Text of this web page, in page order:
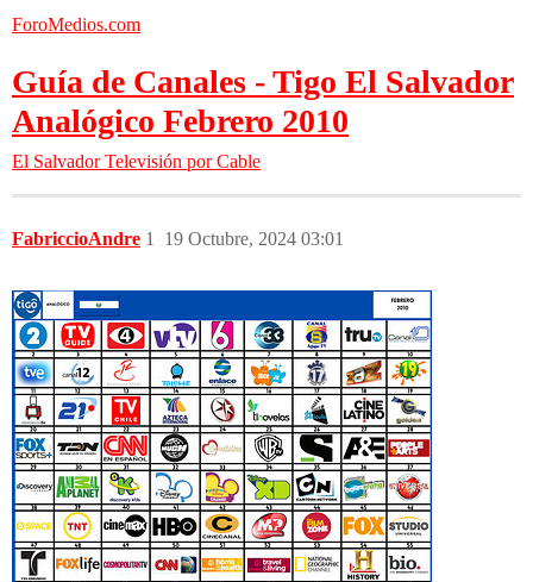
ForoMedios.com
Guía de Canales - Tigo El Salvador
Analógico Febrero 2010
El Salvador Televisión por Cable
FabriccioAndre 19 Octubre, 2024 03:01
1